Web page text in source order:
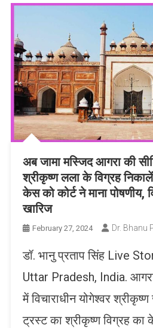
अब जामा मस्जिद आगरा की
श्रीकृष्ण लला के विग्रह
केस को कोर्ट ने माना पोषणीय,
खारिज
February 27, 2024 Dr. Bhanu
डॉ. भानु प्रताप सिंह Live
Uttar Pradesh, India.
में विचाराधीन योगेश्वर
ट्रस्ट का श्रीकृष्ण विग्रह का